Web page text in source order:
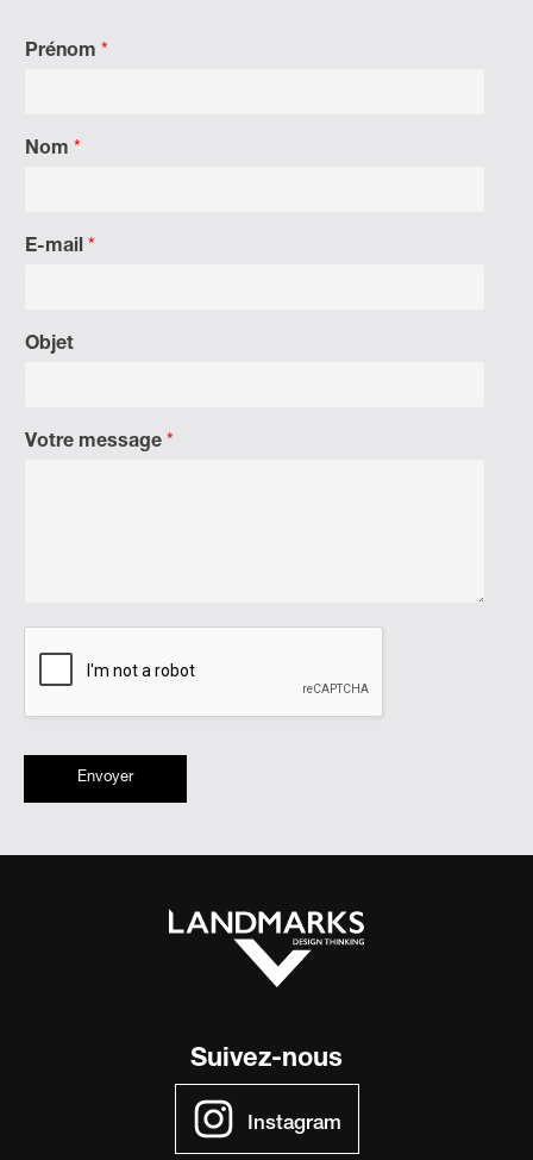
Prénom *
Nom *
E-mail *
Objet
Votre message *
Envoyer
Suivez-nous
Instagram